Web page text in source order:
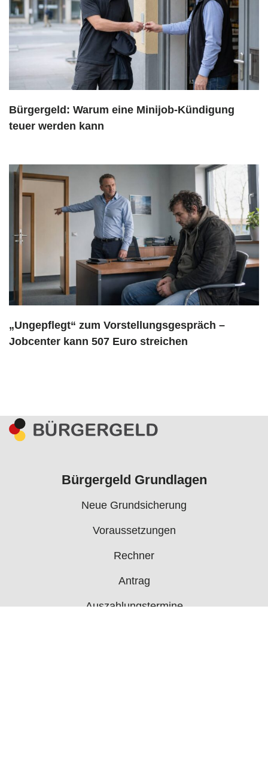
Bürgergeld: Warum eine Minijob-Kündigung
teuer werden kann
„Ungepflegt“ zum Vorstellungsgespräch –
Jobcenter kann 507 Euro streichen
Bürgergeld Grundlagen
Neue Grundsicherung
Voraussetzungen
Rechner
Antrag
Auszahlungstermine